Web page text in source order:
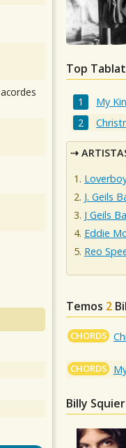
Top
My
J. Geils
J Geils
Eddie
Reo
Temos 2
CHORDS
CHORDS
Billy Squier
acordes